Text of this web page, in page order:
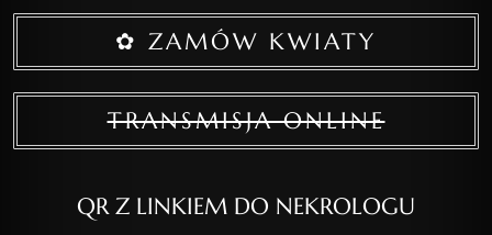
✿ ZAMÓW KWIATY
TRANSMISJA ONLINE
QR Z LINKIEM DO NEKROLOGU